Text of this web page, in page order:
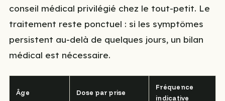
conseil médical privilégié chez le tout-petit. Le
traitement reste ponctuel : si les symptômes
persistent au-delà de quelques jours, un bilan
médical est nécessaire.
Âge Dose par prise
Fréquence
indicative